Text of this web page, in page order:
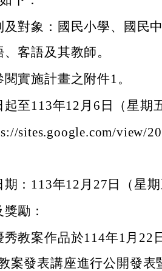
對象：國民小學、國民
客語及其教師。
實施計畫之附件1。
至113年12月6日（星期
sites.google.com/view/
：113年12月27日（星期
勵：
教案作品於114年1月22
案發表講座進行公開發表